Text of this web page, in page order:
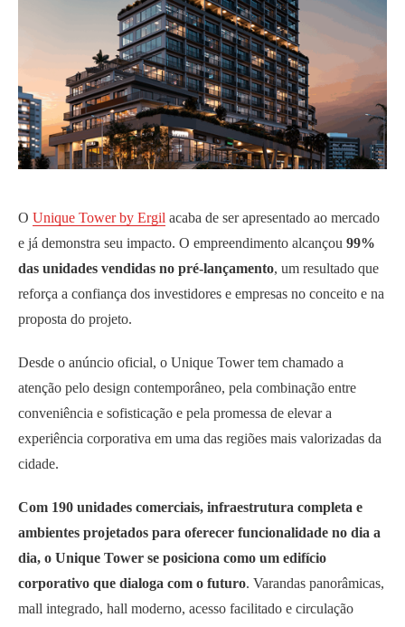
O Unique Tower by Ergil acaba de ser apresentado ao mercado
e já demonstra seu impacto. O empreendimento alcançou 99%
das unidades vendidas no pré-lançamento, um resultado que
reforça a confiança dos investidores e empresas no conceito e na
proposta do projeto.
Desde o anúncio oficial, o Unique Tower tem chamado a
atenção pelo design contemporâneo, pela combinação entre
conveniência e sofisticação e pela promessa de elevar a
experiência corporativa em uma das regiões mais valorizadas da
cidade.
Com 190 unidades comerciais, infraestrutura completa e
ambientes projetados para oferecer funcionalidade no dia a
dia, o Unique Tower se posiciona como um edifício
corporativo que dialoga com o futuro. Varandas panorâmicas,
mall integrado, hall moderno, acesso facilitado e circulação